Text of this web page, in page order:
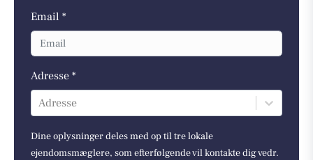
Email *
Adresse *
Adresse
Dine oplysninger deles med op til tre lokale
ejendomsmæglere, som efterfølgende vil kontakte dig vedr.